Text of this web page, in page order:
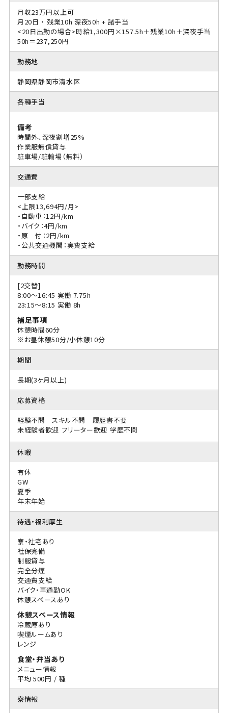
月収23万円以上可
月20日 ・ 残業10h 深夜50h + 諸手当
<20日出勤の場合>時給1,300円×157.5h＋残業10h＋深夜手当
50h＝237,250円
勤務地
静岡県静岡市清水区
各種手当
備考
時間外、深夜割増25%
作業服無償貸与
駐車場/駐輪場（無料）
交通費
一部支給
<上限13,694円/月>
・自動車：12円/km
・バイク：4円/km
・原 付：2円/km
・公共交通機関：実費支給
勤務時間
[2交替]
8:00〜16:45 実働 7.75h
23:15〜8:15 実働 8h
補足事項
休憩時間60分
※お昼休憩50分/小休憩10分
期間
長期(3ヶ月以上)
応募資格
経験不問 スキル不問 履歴書不要
未経験者歓迎 フリーター歓迎 学歴不問
休暇
有休
GW
夏季
年末年始
待遇・福利厚生
寮・社宅あり
社保完備
制服貸与
完全分煙
交通費支給
バイク・車通勤OK
休憩スペースあり
休憩スペース情報
冷蔵庫あり
喫煙ルームあり
レンジ
食堂・弁当あり
メニュー情報
平均 500円 / 種
寮情報